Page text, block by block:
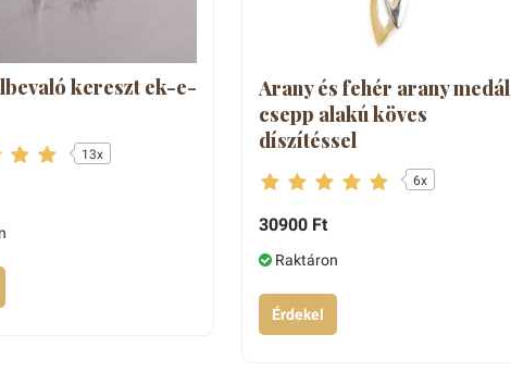
kereszt ek-e-
13x
Arany és fehér arany medál
csepp alakú köves
díszítéssel
6x
30900 Ft
Raktáron
Érdekel